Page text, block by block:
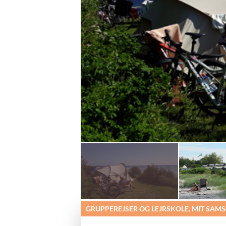
GRUPPEREJSER OG LEJRSKOLE, MIT